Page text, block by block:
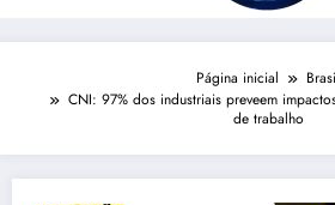
Página inicial
CNI: 97% dos industriais preveem
de trabalho